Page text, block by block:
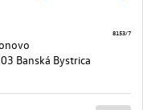
Banská Bystrica
8153/7